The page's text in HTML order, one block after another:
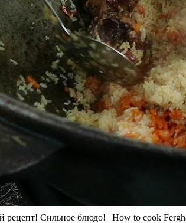
рецепт! Сильное блюдо! | How to cook